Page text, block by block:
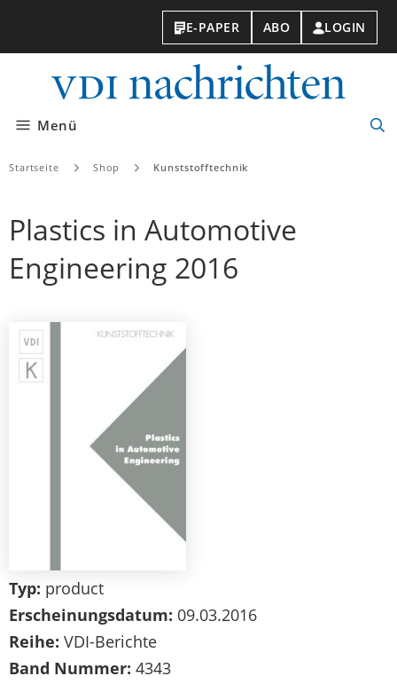
E-PAPER ABO LOGIN
Menü
Startseite Shop Kunststofftechnik
Plastics in Automotive
Engineering 2016
Typ: product
Erscheinungsdatum: 09.03.2016
Reihe: VDI-Berichte
Band Nummer: 4343